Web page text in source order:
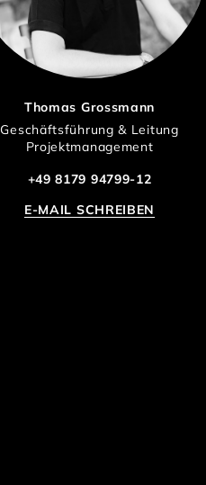
Thomas Grossmann
Geschäftsführung & Leitung
Projektmanagement
+49 8179 94799-12
E-MAIL SCHREIBEN